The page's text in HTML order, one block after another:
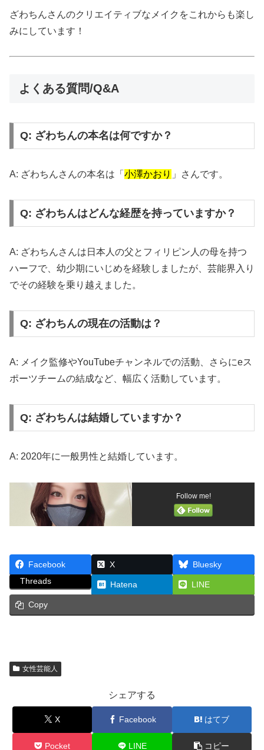
ざわちんさんのクリエイティブなメイクをこれからも楽し
みにしています！
よくある質問/Q&A
Q: ざわちんの本名は何ですか？
A: ざわちんさんの本名は「 小澤かおり 」さんです。
Q: ざわちんはどんな経歴を持っていますか？
A: ざわちんさんは日本人の父とフィリピン人の母を持つ
ハーフで、幼少期にいじめを経験しましたが、芸能界入り
でその経験を乗り越えました。
Q: ざわちんの現在の活動は？
A: メイク監修やYouTubeチャンネルでの活動、さらにeス
ポーツチームの結成など、幅広く活動しています。
Q: ざわちんは結婚していますか？
A: 2020年に一般男性と結婚しています。
Follow me!
Facebook X
Bluesky
Threads
Hatena LINE
Copy
女性芸能人
シェアする
X Facebook はてブ
Pocket LINE コピー